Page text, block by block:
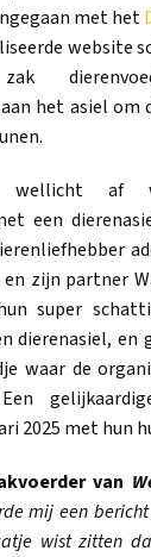
met het
website
het asiel om
af
een
zijn partner
super
dierenasiel, en
waar de
2025 met hun
van
mij een
wist zitten